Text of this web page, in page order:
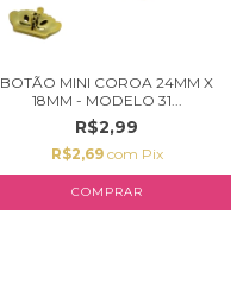
BOTÃO MINI COROA 24MM X
18MM - MODELO 31...
R$2,99
R$2,69 com Pix